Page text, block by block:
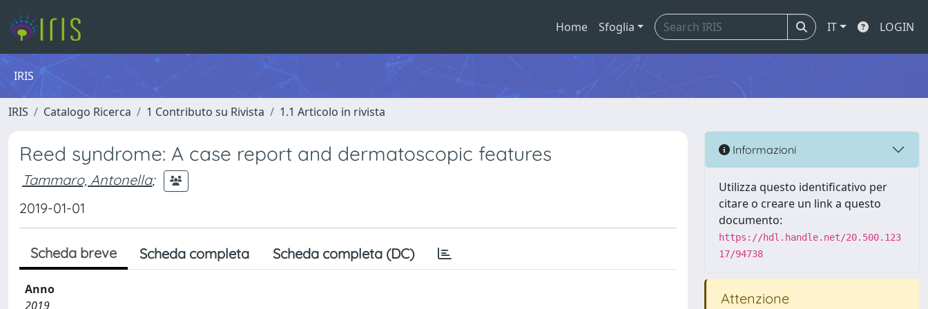
Home Sfoglia IT LOGIN
IRIS
IRIS Catalogo Ricerca 1 Contributo su Rivista 1.1 Articolo in rivista
Reed syndrome: A case report and dermatoscopic features
Tammaro, Antonella;
2019-01-01
Scheda breve Scheda completa Scheda completa (DC)
Anno
2019
Informazioni
Utilizza questo identificativo per
citare o creare un link a questo
documento:
https://hdl.handle.net/20.500.123
17/94738
Attenzione